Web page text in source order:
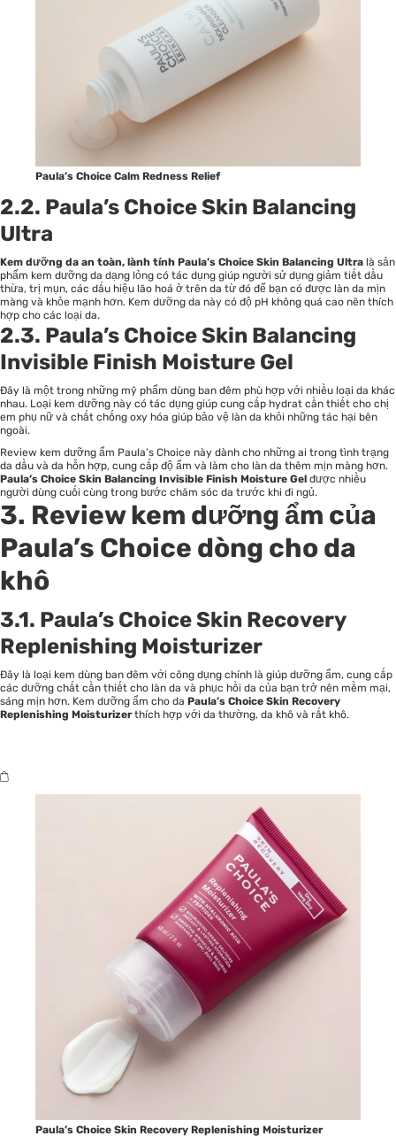
Paula’s Choice Calm Redness Relief
2.2. Paula’s Choice Skin Balancing
Ultra
Kem dưỡng da an toàn, lành tính Paula’s Choice Skin Balancing Ultra là sản
phẩm kem dưỡng da dạng lỏng có tác dụng giúp người sử dụng giảm tiết dầu
thừa, trị mụn, các dấu hiệu lão hoá ở trên da từ đó để bạn có được làn da mịn
màng và khỏe mạnh hơn. Kem dưỡng da này có độ pH không quá cao nên thích
hợp cho các loại da.
2.3. Paula’s Choice Skin Balancing
Invisible Finish Moisture Gel
Đây là một trong những mỹ phẩm dùng ban đêm phù hợp với nhiều loại da khác
nhau. Loại kem dưỡng này có tác dụng giúp cung cấp hydrat cần thiết cho chị
em phụ nữ và chất chống oxy hóa giúp bảo vệ làn da khỏi những tác hại bên
ngoài.
Review kem dưỡng ẩm Paula’s Choice này dành cho những ai trong tình trạng
da dầu và da hỗn hợp, cung cấp độ ẩm và làm cho làn da thêm mịn màng hơn.
Paula’s Choice Skin Balancing Invisible Finish Moisture Gel được nhiều
người dùng cuối cùng trong bước chăm sóc da trước khi đi ngủ.
3. Review kem dưỡng ẩm của
Paula’s Choice dòng cho da
khô
3.1. Paula’s Choice Skin Recovery
Replenishing Moisturizer
Đây là loại kem dùng ban đêm với công dụng chính là giúp dưỡng ẩm, cung cấp
các dưỡng chất cần thiết cho làn da và phục hồi da của bạn trở nên mềm mại,
sáng mịn hơn. Kem dưỡng ẩm cho da Paula’s Choice Skin Recovery
Replenishing Moisturizerthích hợp với da thường, da khô và rất khô.
Paula’s Choice Skin Recovery Replenishing Moisturizer